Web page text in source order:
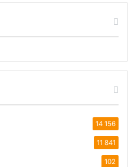
14 156
11 841
102